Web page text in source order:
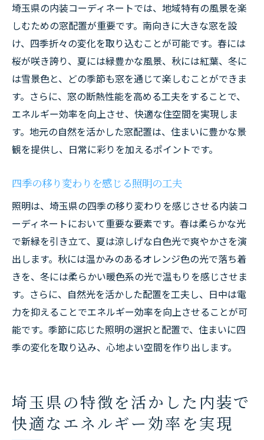
埼玉県の内装コーディネートでは、地域特有の風景を楽
しむための窓配置が重要です。南向きに大きな窓を設
け、四季折々の変化を取り込むことが可能です。春には
桜が咲き誇り、夏には緑豊かな風景、秋には紅葉、冬に
は雪景色と、どの季節も窓を通じて楽しむことができま
す。さらに、窓の断熱性能を高める工夫をすることで、
エネルギー効率を向上させ、快適な住空間を実現しま
す。地元の自然を活かした窓配置は、住まいに豊かな景
観を提供し、日常に彩りを加えるポイントです。
四季の移り変わりを感じる照明の工夫
照明は、埼玉県の四季の移り変わりを感じさせる内装コ
ーディネートにおいて重要な要素です。春は柔らかな光
で新緑を引き立て、夏は涼しげな白色光で爽やかさを演
出します。秋には温かみのあるオレンジ色の光で落ち着
きを、冬には柔らかい暖色系の光で温もりを感じさせま
す。さらに、自然光を活かした配置を工夫し、日中は電
力を抑えることでエネルギー効率を向上させることが可
能です。季節に応じた照明の選択と配置で、住まいに四
季の変化を取り込み、心地よい空間を作り出します。
埼玉県の特徴を活かした内装で
快適なエネルギー効率を実現